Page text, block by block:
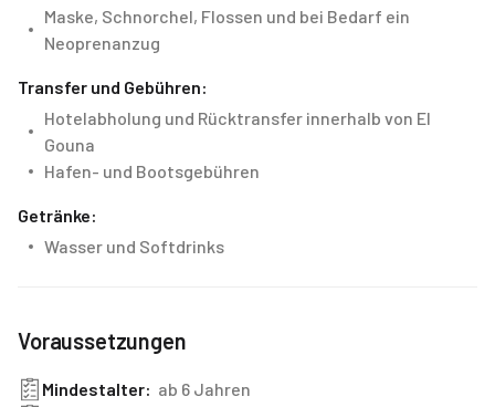
Maske, Schnorchel, Flossen und bei Bedarf ein
Neoprenanzug
Transfer und Gebühren:
Hotelabholung und Rücktransfer innerhalb von El
Gouna
Hafen- und Bootsgebühren
Getränke:
Wasser und Softdrinks
Voraussetzungen
Mindestalter: ab 6 Jahren